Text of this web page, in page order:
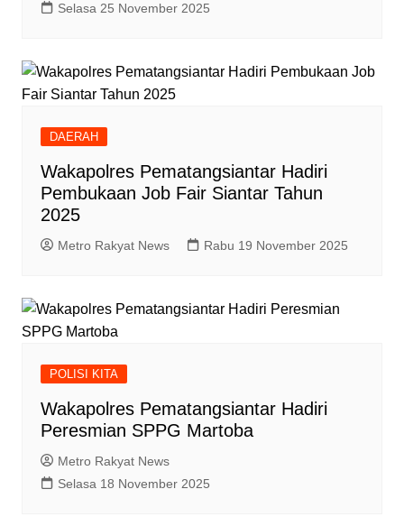
Selasa 25 November 2025
DAERAH
Wakapolres Pematangsiantar Hadiri
Pembukaan Job Fair Siantar Tahun
2025
Metro Rakyat News Rabu 19 November 2025
POLISI KITA
Wakapolres Pematangsiantar Hadiri
Peresmian SPPG Martoba
Metro Rakyat News
Selasa 18 November 2025